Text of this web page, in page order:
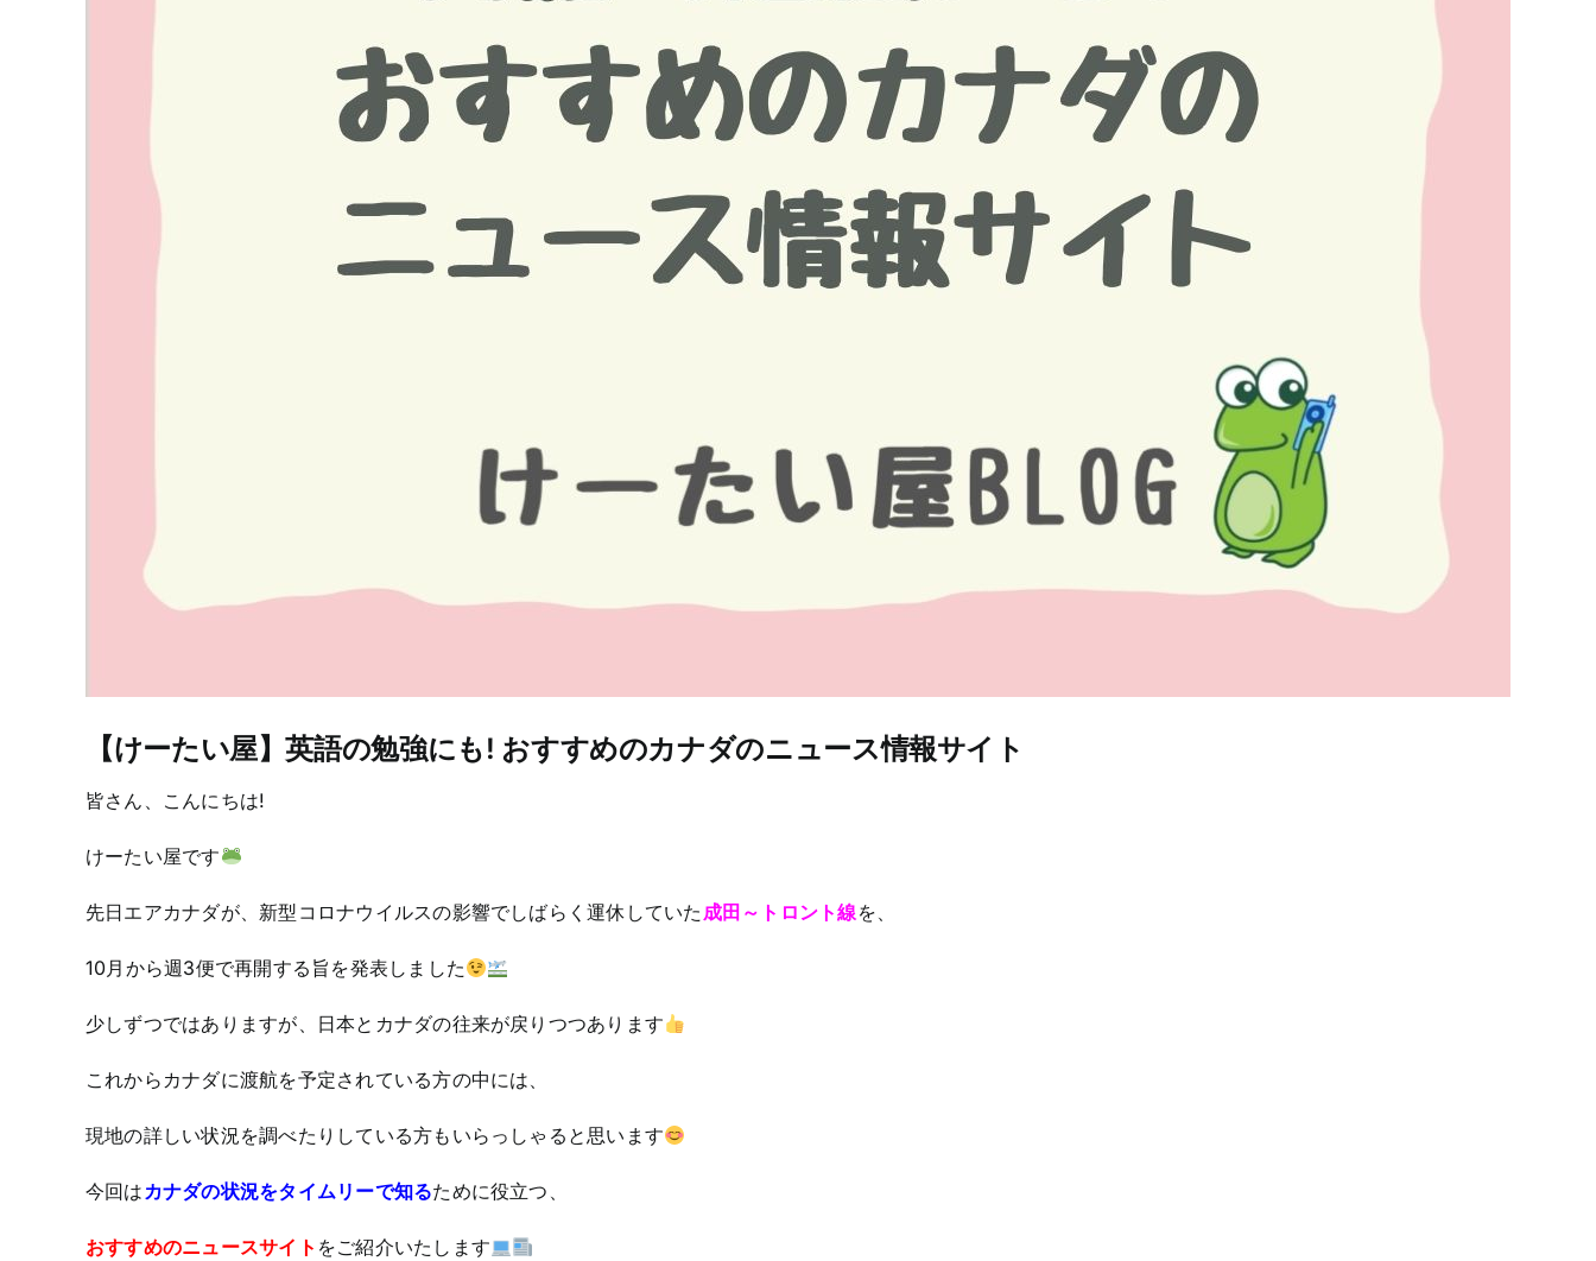
【けーたい屋】英語の勉強にも! おすすめのカナダのニュース情報サイト
皆さん、こんにちは!
けーたい屋です
先日エアカナダが、新型コロナウイルスの影響でしばらく運休していた成田～トロント線を、
10月から週3便で再開する旨を発表しました
少しずつではありますが、日本とカナダの往来が戻りつつあります
これからカナダに渡航を予定されている方の中には、
現地の詳しい状況を調べたりしている方もいらっしゃると思います
今回はカナダの状況をタイムリーで知るために役立つ、
おすすめのニュースサイト をご紹介いたします